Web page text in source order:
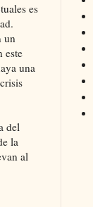
es
un
este
una
del
la
al